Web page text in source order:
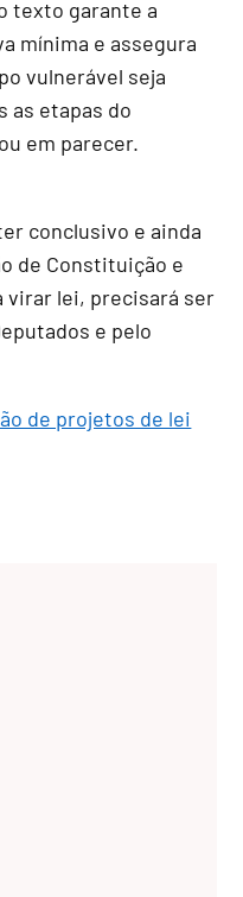
texto garante a
mínima e assegura
vulnerável seja
as etapas do
em parecer.
conclusivo e ainda
de Constituição e
virar lei, precisará ser
e pelo
de projetos de lei